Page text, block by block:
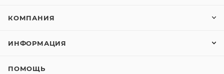
КОМПАНИЯ
ИНФОРМАЦИЯ
ПОМОЩЬ